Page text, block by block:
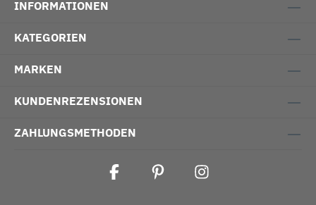
INFORMATIONEN
KATEGORIEN
MARKEN
KUNDENREZENSIONEN
ZAHLUNGSMETHODEN